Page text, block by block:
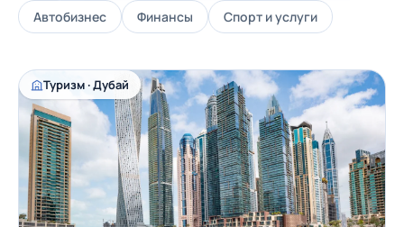
Автобизнес
Финансы Спорт и услуги
Туризм · Дубай